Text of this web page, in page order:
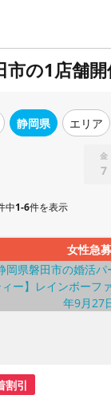
市の1店舗
静岡県 エリア
金
7
中1-6件を表示
女性急募
割引